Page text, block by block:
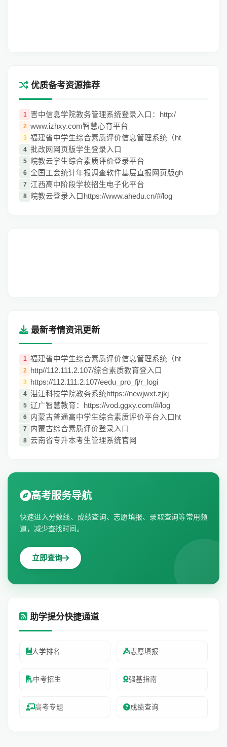
优质备考资源推荐
1 晋中信息学院教务管理系统登录入口：http:/
2 www.izhxy.com智慧心育平台
3 福建省中学生综合素质评价信息管理系统（ht
4 批改网网页版学生登录入口
5 皖教云学生综合素质评价登录平台
6 全国工会统计年报调查软件基层直报网页版gh
7 江西高中阶段学校招生电子化平台
8 皖教云登录入口https://www.ahedu.cn/#/log
最新考情资讯更新
1 福建省中学生综合素质评价信息管理系统（ht
2 http//112.111.2.107/综合素质教育登入口
3 https://112.111.2.107/eedu_pro_fj/r_logi
4 湛江科技学院教务系统https://newjwxt.zjkj
5 辽广智慧教育：https://vod.ggxy.com/#/log
6 内蒙古普通高中学生综合素质评价平台入口ht
7 内蒙古综合素质评价登录入口
8 云南省专升本考生管理系统官网
高考服务导航
快速进入分数线、成绩查询、志愿填报、录取查询等常用频
道，减少查找时间。
立即查询
助学提分快捷通道
大学排名 志愿填报
中考招生 强基指南
高考专题 成绩查询